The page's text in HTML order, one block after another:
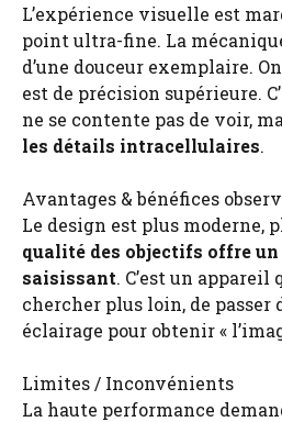
L’expérience visuelle est
point ultra-fine. La
d’une douceur exemplaire.
est de précision supérieure.
ne se contente pas de voir,
les détails intracellulaires.
Avantages & bénéfices
Le design est plus moderne,
qualité des objectifs offre
saisissant. C’est un
chercher plus loin, de passer
éclairage pour obtenir «
Limites / Inconvénients
La haute performance